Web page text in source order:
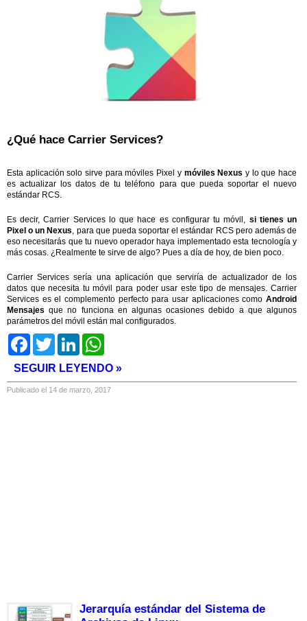
¿Qué hace Carrier Services?
Esta aplicación solo sirve para móviles Pixel y móviles Nexus y lo que hace
es actualizar los datos de tu teléfono para que pueda soportar el nuevo
estándar RCS.
Es decir, Carrier Services lo que hace es configurar tu móvil, si tienes un
Pixel o un Nexus , para que pueda soportar el estándar RCS pero además de
eso necesitarás que tu nuevo operador haya implementado esta tecnología y
más cosas. ¿Realmente te sirve de algo? Pues a día de hoy, de bien poco.
Carrier Services sería una aplicación que serviría de actualizador de los
datos que necesita tu móvil para poder usar este tipo de mensajes. Carrier
Services es el complemento perfecto para usar aplicaciones como Android
Mensajes que no funciona en algunas ocasiones debido a que algunos
parámetros del móvil están mal configurados.
FacebookTwitter LinkedIn
SEGUIR LEYENDO »
Publicado el 14 de marzo, 2017
Jerarquía estándar del Sistema de